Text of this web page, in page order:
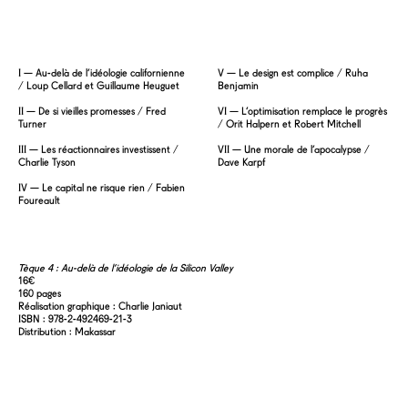
I — Au-delà de l’idéologie californienne
/ Loup Cellard et Guillaume Heuguet
II — De si vieilles promesses / Fred
Turner
III — Les réactionnaires investissent /
Charlie Tyson
IV — Le capital ne risque rien / Fabien
Foureault
V — Le design est complice / Ruha
Benjamin
VI — L’optimisation remplace le progrès
/ Orit Halpern et Robert Mitchell
VII — Une morale de l’apocalypse /
Dave Karpf
Tèque 4 : Au-delà de l’idéologie de la Silicon Valley
16€
160 pages
Réalisation graphique : Charlie Janiaut
ISBN : 978-2-492469-21-3
Distribution : Makassar